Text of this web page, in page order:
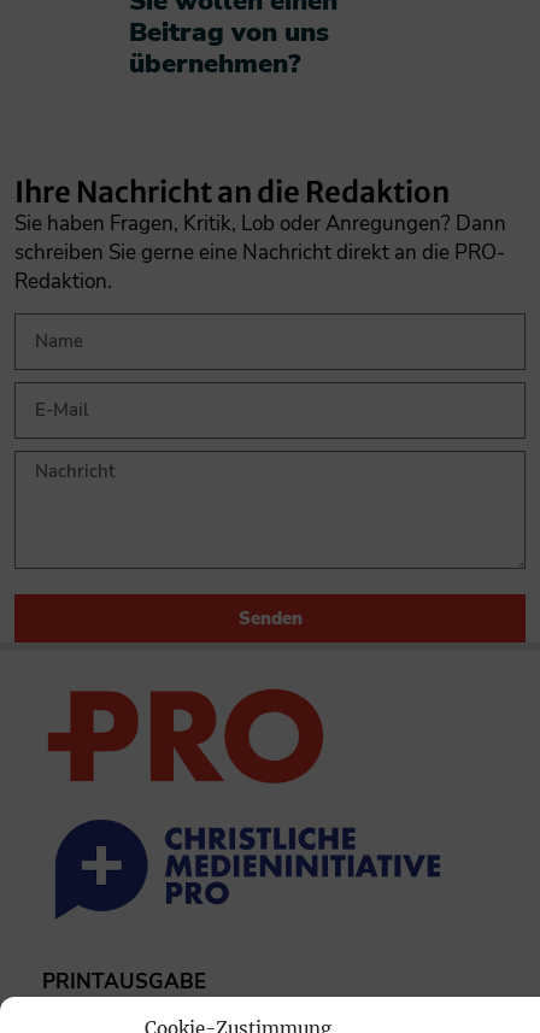
Beitrag von uns
übernehmen?​
Ihre Nachricht an die Redaktion
Sie haben Fragen, Kritik, Lob oder Anregungen? Dann
schreiben Sie gerne eine Nachricht direkt an die PRO-
Redaktion.
Senden
PRINTAUSGABE
Mediadaten